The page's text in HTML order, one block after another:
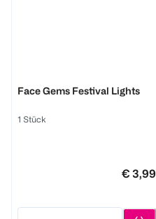
Face Gems Festival Lights
1 Stück
€ 3,99